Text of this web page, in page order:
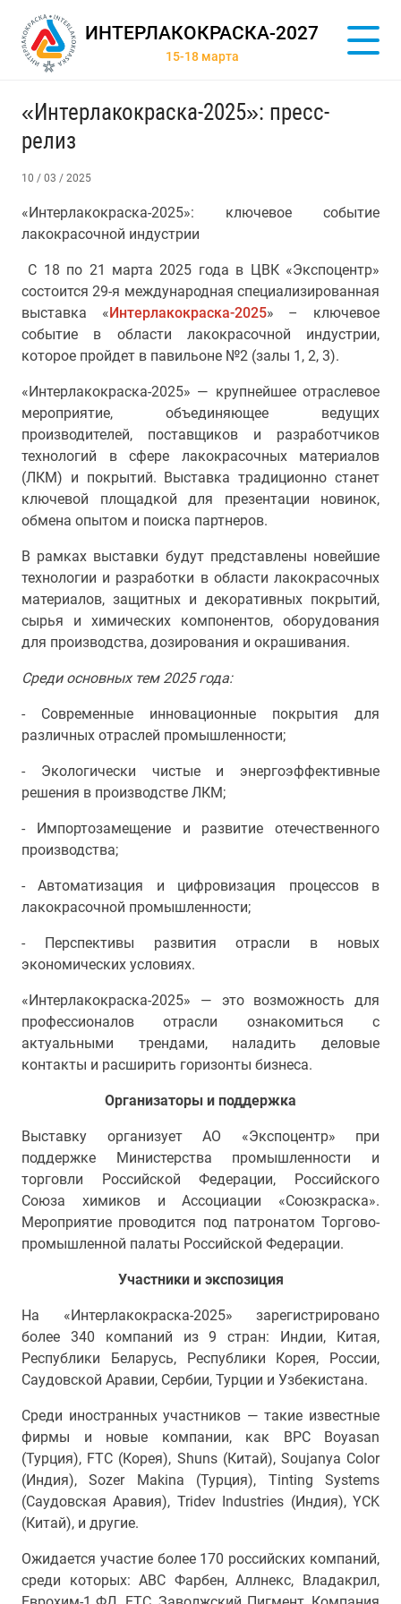
ИНТЕРЛАКОКРАСКА-2027
15-18 марта
«Интерлакокраска-2025»: пресс-
релиз
10 / 03 / 2025
«Интерлакокраска-2025»: ключевое событие
лакокрасочной индустрии
С 18 по 21 марта 2025 года в ЦВК «Экспоцентр»
состоится 29-я международная специализированная
выставка «Интерлакокраска-2025» – ключевое
событие в области лакокрасочной индустрии,
которое пройдет в павильоне №2 (залы 1, 2, 3).
«Интерлакокраска-2025» — крупнейшее отраслевое
мероприятие, объединяющее ведущих
производителей, поставщиков и разработчиков
технологий в сфере лакокрасочных материалов
(ЛКМ) и покрытий. Выставка традиционно станет
ключевой площадкой для презентации новинок,
обмена опытом и поиска партнеров.
В рамках выставки будут представлены новейшие
технологии и разработки в области лакокрасочных
материалов, защитных и декоративных покрытий,
сырья и химических компонентов, оборудования
для производства, дозирования и окрашивания.
Среди основных тем 2025 года:
- Современные инновационные покрытия для
различных отраслей промышленности;
- Экологически чистые и энергоэффективные
решения в производстве ЛКМ;
- Импортозамещение и развитие отечественного
производства;
- Автоматизация и цифровизация процессов в
лакокрасочной промышленности;
- Перспективы развития отрасли в новых
экономических условиях.
«Интерлакокраска-2025» — это возможность для
профессионалов отрасли ознакомиться с
актуальными трендами, наладить деловые
контакты и расширить горизонты бизнеса.
Организаторы и поддержка
Выставку организует АО «Экспоцентр» при
поддержке Министерства промышленности и
торговли Российской Федерации, Российского
Союза химиков и Ассоциации «Союзкраска».
Мероприятие проводится под патронатом Торгово-
промышленной палаты Российской Федерации.
Участники и экспозиция
На «Интерлакокраска-2025» зарегистрировано
более 340 компаний из 9 стран: Индии, Китая,
Республики Беларусь, Республики Корея, России,
Саудовской Аравии, Сербии, Турции и Узбекистана.
Среди иностранных участников — такие известные
фирмы и новые компании, как BPC Boyasan
(Турция), FTC (Корея), Shuns (Китай), Soujanya Color
(Индия), Sozer Makina (Турция), Tinting Systems
(Саудовская Аравия), Tridev Industries (Индия), YCK
(Китай), и другие.
Ожидается участие более 170 российских компаний,
среди которых: АВС Фарбен, Аллнекс, Владакрил,